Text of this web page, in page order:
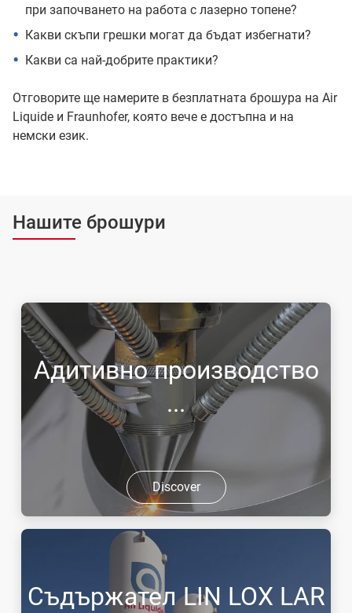
при започването на работа с лазерно топене?
Какви скъпи грешки могат да бъдат избегнати?
Какви са най-добрите практики?
Отговорите ще намерите в безплатната брошура на Air
Liquide и Fraunhofer, която вече е достъпна и на
немски език.
Нашите брошури
Адитивно производство
...
Discover
Съдържател LIN LOX LAR